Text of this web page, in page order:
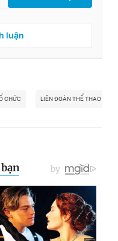
luận
CHỨC LIÊN ĐOÀN THỂ THAO